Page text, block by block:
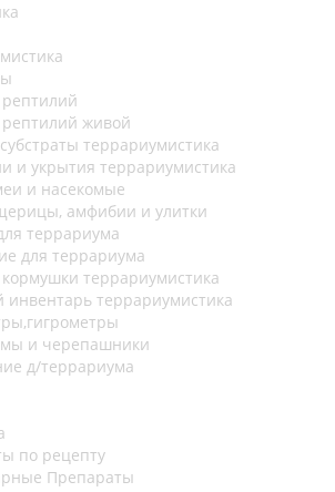
живой
террариумистика
и укрытия террариумистика
и насекомые
амфибии и улитки
террариума
для террариума
террариумистика
инвентарь террариумистика
и черепашники
д/террариума
по рецепту
Препараты